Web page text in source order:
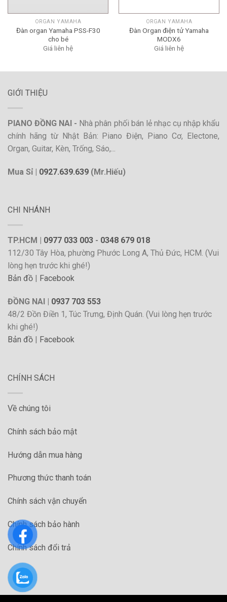
ORGAN YAMAHA
Đàn organ Yamaha PSS-F30
cho bé
Giá liên hệ
ORGAN YAMAHA
Đàn Organ điện tử Yamaha
MODX6
Giá liên hệ
GIỚI THIỆU
PIANO ĐỒNG NAI - Nhà phân phối bán lẻ nhạc cụ nhập khẩu
chính hãng từ Nhật Bản: Piano Điện, Piano Cơ, Electone,
Organ, Guitar, Kèn, Trống, Sáo,...
Mua Sỉ | 0927.639.639 (Mr.Hiếu)
CHI NHÁNH
TP.HCM | 0977 033 003 - 0348 679 018
112/30 Tây Hòa, phường Phước Long A, Thủ Đức, HCM. (Vui
lòng hẹn trước khi ghé!)
Bản đồ
Facebook
ĐỒNG NAI | 0937 703 553
48/2 Đồn Điền 1, Túc Trưng, Định Quán. (Vui lòng hẹn trước
khi ghé!)
Bản đồ
Facebook
CHÍNH SÁCH
Về chúng tôi
Chính sách bảo mật
Hướng dẫn mua hàng
Phương thức thanh toán
Chính sách vận chuyển
Chính sách bảo hành
Chính sách đổi trả